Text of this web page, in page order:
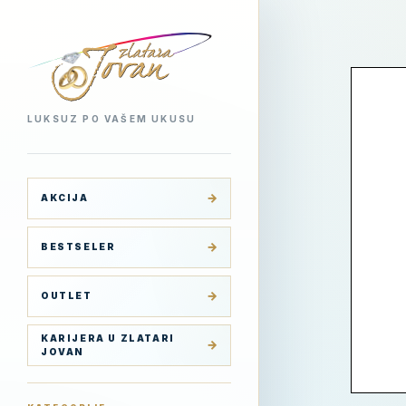
LUKSUZ PO VAŠEM UKUSU
AKCIJA
BESTSELER
OUTLET
KARIJERA U ZLATARI
JOVAN